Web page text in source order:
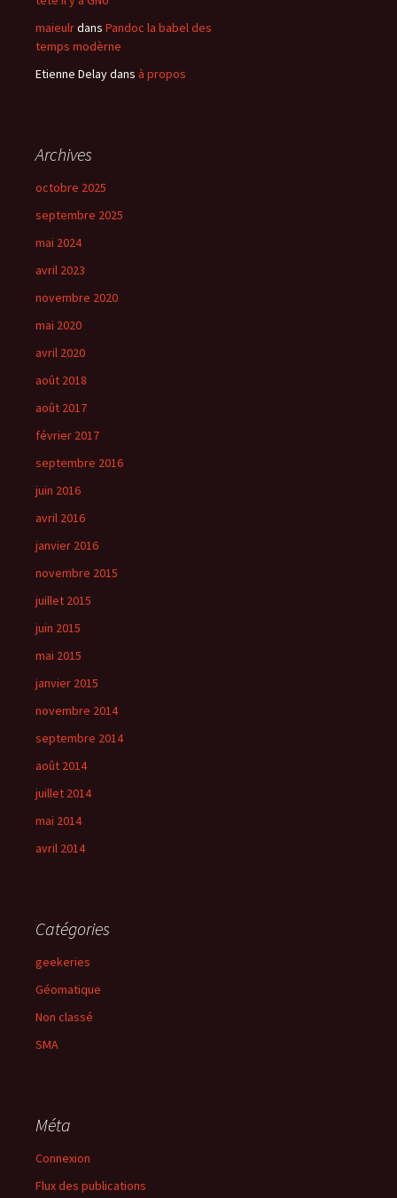
maieulrdans Pandoc la babel des
temps modèrne
Etienne Delaydans à propos
Archives
octobre 2025
septembre 2025
mai 2024
avril 2023
novembre 2020
mai 2020
avril 2020
août 2018
août 2017
février 2017
septembre 2016
juin 2016
avril 2016
janvier 2016
novembre 2015
juillet 2015
juin 2015
mai 2015
janvier 2015
novembre 2014
septembre 2014
août 2014
juillet 2014
mai 2014
avril 2014
Catégories
geekeries
Géomatique
Non classé
SMA
Méta
Connexion
Flux des publications